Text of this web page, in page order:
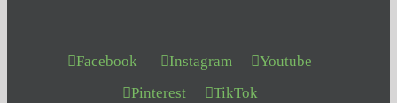
Facebook Instagram
Youtube
Pinterest
TikTok